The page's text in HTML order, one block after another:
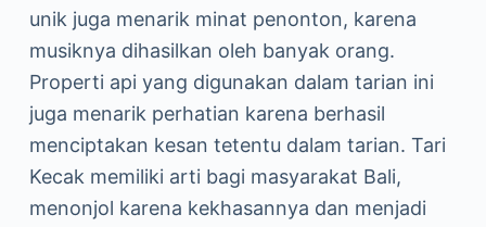
unik juga menarik minat penonton, karena
musiknya dihasilkan oleh banyak orang.
Properti api yang digunakan dalam tarian ini
juga menarik perhatian karena berhasil
menciptakan kesan tetentu dalam tarian. Tari
Kecak memiliki arti bagi masyarakat Bali,
menonjol karena kekhasannya dan menjadi